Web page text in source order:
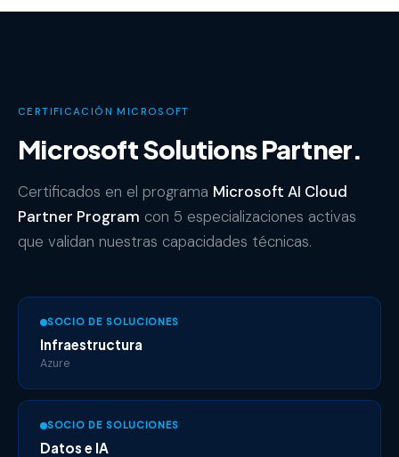
CERTIFICACIÓN MICROSOFT
Microsoft Solutions Partner.
Certificados en el programa Microsoft AI Cloud
Partner Program con 5 especializaciones activas
que validan nuestras capacidades técnicas.
SOCIO DE SOLUCIONES
Infraestructura
Azure
SOCIO DE SOLUCIONES
Datos e IA